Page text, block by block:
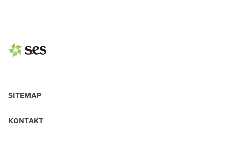
SITEMAP
KONTAKT